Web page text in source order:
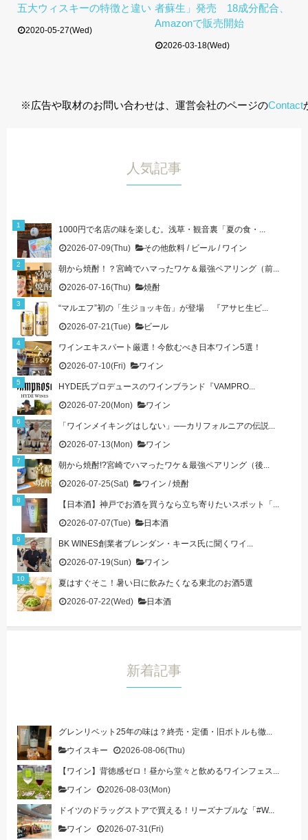
五大ウィスキーの特徴と違い
2020-05-27(Wed)
者蘇生」発売 18成分配合、
Amazonで販売開始
2026-03-18(Wed)
※広告や取材のお問い合わせは、運営会社のページのContact
人気記事
1000円で名店の味を楽しむ。浅草・観音裏「夏の食・...
2026-07-09(Thu)
その他飲料 / ビール / ワイン
朝から焼酎！？宮崎でハマったワケ＆最強ペアリング（前...
2026-07-16(Thu)
焼酎
“マルエフ”初の「生ジョッキ缶」が登場 『アサヒ生ビ...
2026-07-21(Tue)
ビール
ワインエキスパート厳選！今飲むべき日本ワイン5選！
2026-07-10(Fri)
ワイン
HYDE氏プロデュースのワインブランド『VAMPRO...
2026-07-20(Mon)
ワイン
「ワインメイキングはしない」──カリフォルニアの伝説...
2026-07-13(Mon)
ワイン
朝から焼酎!?宮崎でハマったワケ＆最強ペアリング（後...
2026-07-25(Sat)
ワイン /焼酎
【日本酒】神戸でお酒を買うなら立ち寄りたいスポット「...
2026-07-07(Tue)
日本酒
BK WINES創業者ブレンダン・キース氏に聞くワイ...
2026-07-19(Sun)
ワイン
夏はすぐそこ！暑い日に飲みたくなる東北のお酒5選
2026-07-22(Wed)
日本酒
新着記事
グレンリベット25年の味は？終売・定価・旧ボトルも徹...
ウイスキー
2026-08-06(Thu)
【ワイン】背徳感ゼロ！昼から堂々と飲めるワインフェス...
ワイン
2026-08-03(Mon)
ドイツのドラッグストアで買える！リーズナブルな「#W...
ワイン
2026-07-31(Fri)